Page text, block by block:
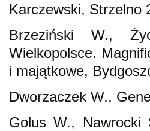
Karczewski, Strzelno
Brzeziński W.,
Wielkopolsce.
i majątkowe,
Dworzaczek W.,
Golus W., Nawrocki